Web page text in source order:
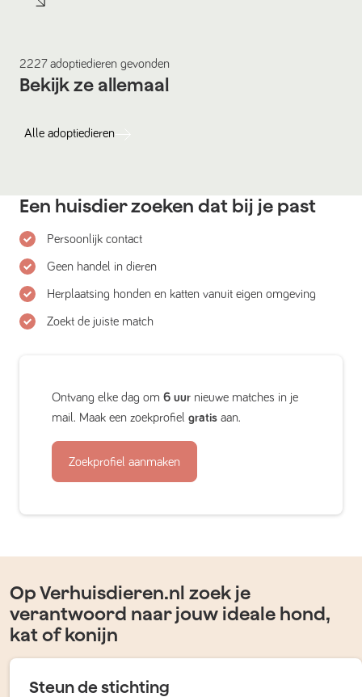
2227 adoptiedieren gevonden
Bekijk ze allemaal
Alle adoptiedieren
Een huisdier zoeken dat bij je past
Persoonlijk contact
Geen handel in dieren
Herplaatsing honden en katten vanuit eigen omgeving
Zoekt de juiste match
Ontvang elke dag om 6 uur nieuwe matches in je
mail. Maak een zoekprofiel gratis aan.
Zoekprofiel aanmaken
Op Verhuisdieren.nl zoek je
verantwoord naar jouw ideale hond,
kat of konijn
Steun de stichting